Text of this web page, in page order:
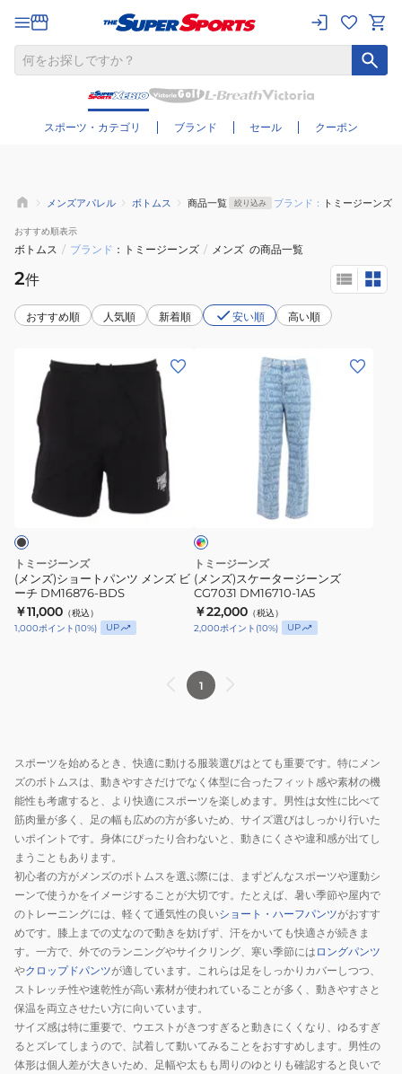
スポーツ・カテゴリ ブランド セール クーポン
さらに絞り込む
メンズアパレル ボトムス 商品一覧 絞り込み ブランド： トミージーンズ
おすすめ順表示
ボトムス / ブランド トミージーンズ / メンズ の商品一覧
2件
おすすめ順 人気順 新着順 安い順 高い順
ン
ツ
メ
ン
ズ
トミージーンズ
(メンズ)ショートパンツ メンズ ビ
ーチ DM16876-BDS
￥11,000 （税込）
1,000ポイント (10%) UP
ジ
ー
ン
ズ
CG7031
ン
デ
ブ
ル
ー
トミージーンズ
(メンズ)スケータージーンズ
CG7031 DM16710-1A5
￥22,000 （税込）
2,000ポイント (10%) UP
1
スポーツを始めるとき、快適に動ける服装選びはとても重要です。特にメン
ズのボトムスは、動きやすさだけでなく体型に合ったフィット感や素材の機
能性も考慮すると、より快適にスポーツを楽しめます。男性は女性に比べて
筋肉量が多く、足の幅も広めの方が多いため、サイズ選びはしっかり行いた
いポイントです。身体にぴったり合わないと、動きにくさや違和感が出てし
まうこともあります。
初心者の方がメンズのボトムスを選ぶ際には、まずどんなスポーツや運動シ
ーンで使うかをイメージすることが大切です。たとえば、暑い季節や屋内で
のトレーニングには、軽くて通気性の良いショート・ハーフパンツがおすす
めです。膝上までの丈なので動きを妨げず、汗をかいても快適さが続きま
す。一方で、外でのランニングやサイクリング、寒い季節には ロングパンツ
やクロップドパンツが適しています。これらは足をしっかりカバーしつつ、
ストレッチ性や速乾性が高い素材が使われていることが多く、動きやすさと
保温を両立させたい方に向いています。
サイズ感は特に重要で、ウエストがきつすぎると動きにくくなり、ゆるすぎ
るとズレてしまうので、試着して動いてみることをおすすめします。男性の
体形は個人差が大きいため、足幅や太もも周りのゆとりも確認すると良いで